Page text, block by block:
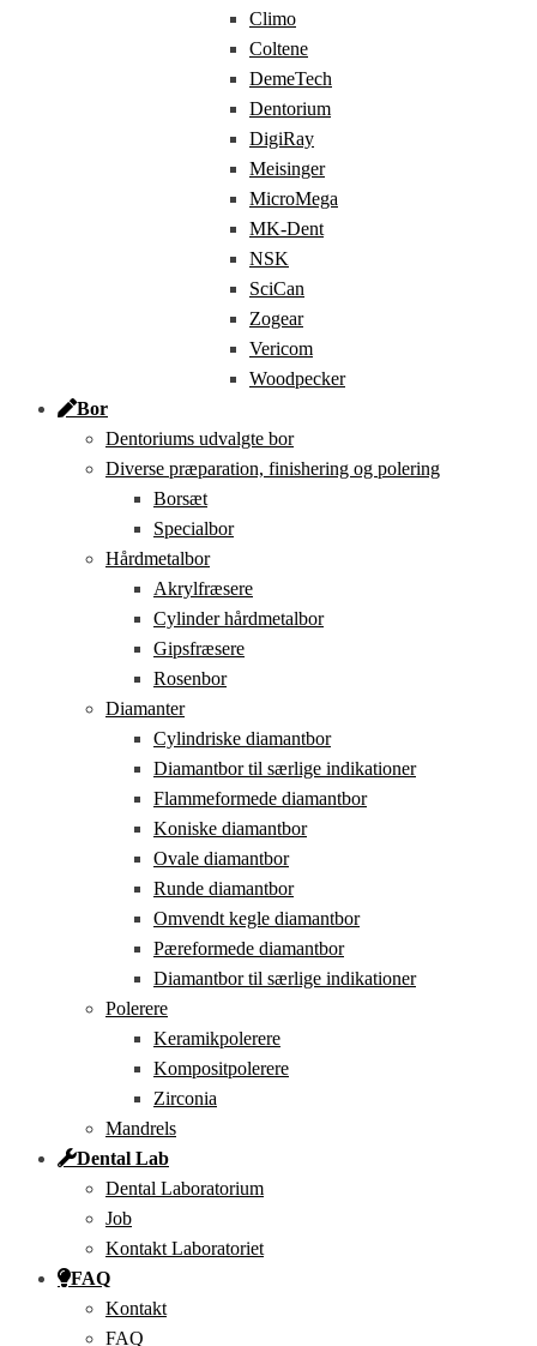
Climo
Coltene
DemeTech
Dentorium
DigiRay
Meisinger
MicroMega
MK-Dent
NSK
SciCan
Zogear
Vericom
Woodpecker
Bor
Dentoriums udvalgte bor
Diverse præparation, finishering og polering
Borsæt
Specialbor
Hårdmetalbor
Akrylfræsere
Cylinder hårdmetalbor
Gipsfræsere
Rosenbor
Diamanter
Cylindriske diamantbor
Diamantbor til særlige indikationer
Flammeformede diamantbor
Koniske diamantbor
Ovale diamantbor
Runde diamantbor
Omvendt kegle diamantbor
Pæreformede diamantbor
Diamantbor til særlige indikationer
Polerere
Keramikpolerere
Kompositpolerere
Zirconia
Mandrels
Dental Lab
Dental Laboratorium
Job
Kontakt Laboratoriet
FAQ
Kontakt
FAQ